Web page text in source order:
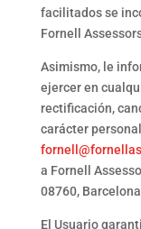
facilitados se
Fornell
Asimismo, le
ejercer en
rectificación,
carácter
a Fornell
08760, Barcelona
El Usuario